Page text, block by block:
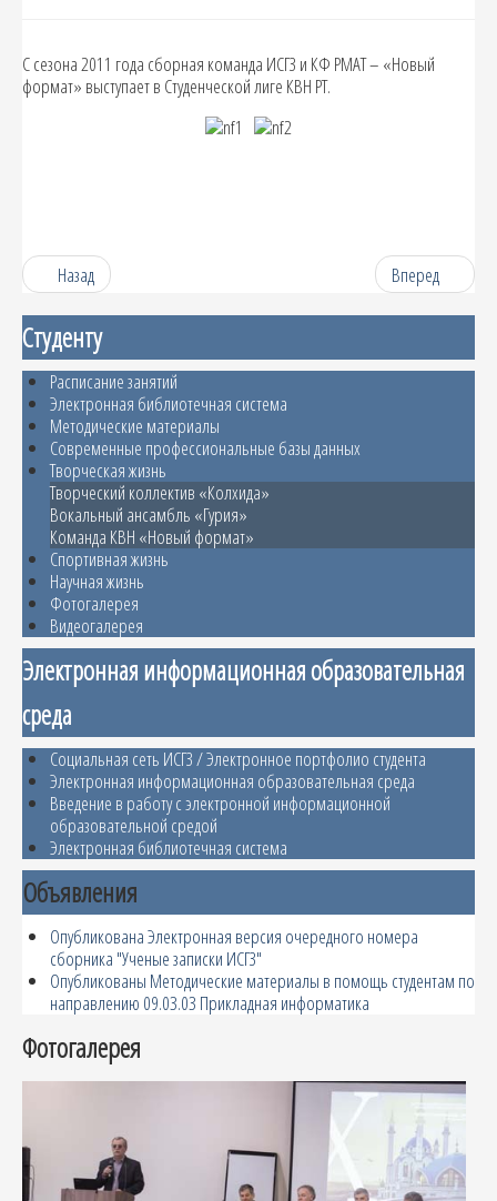
С сезона 2011 года сборная команда ИСГЗ и КФ РМАТ – «Новый
формат» выступает в Студенческой лиге КВН РТ.
Назад Вперед
Студенту
Расписание занятий
Электронная библиотечная система
Методические материалы
Современные профессиональные базы данных
Творческая жизнь
Творческий коллектив «Колхида»
Вокальный ансамбль «Гурия»
Команда КВН «Новый формат»
Спортивная жизнь
Научная жизнь
Фотогалерея
Видеогалерея
Электронная информационная образовательная
среда
Социальная сеть ИСГЗ / Электронное портфолио студента
Электронная информационная образовательная среда
Введение в работу с электронной информационной
образовательной средой
Электронная библиотечная система
Объявления
Опубликована Электронная версия очередного номера
сборника "Ученые записки ИСГЗ"
Опубликованы Методические материалы в помощь студентам по
направлению 09.03.03 Прикладная информатика
Фотогалерея